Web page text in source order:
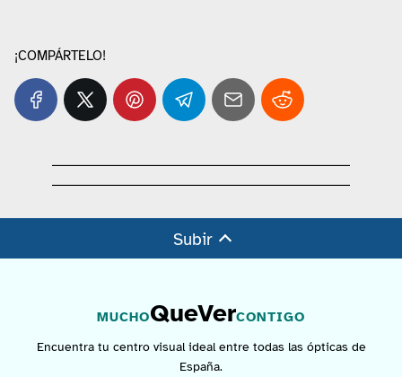
¡COMPÁRTELO!
Subir
MUCHOQueVerCONTIGO
Encuentra tu centro visual ideal entre todas las ópticas de
España.